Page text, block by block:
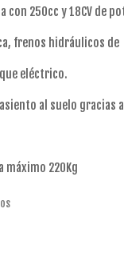
250cc y 18CV de
frenos hidráulicos de
eléctrico.
al suelo gracias a
máximo 220Kg